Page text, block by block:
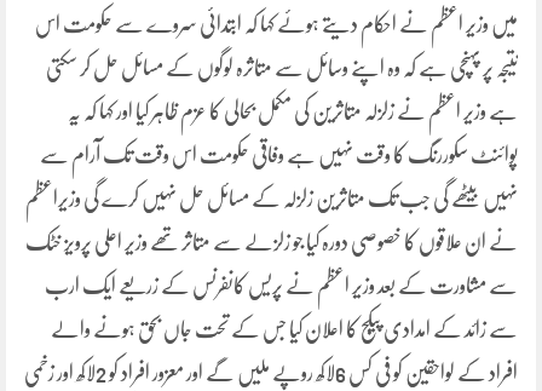
میں وزیر اعظم نے احکام دیتے ہوئے کہا کہ ابتدائی سروے سے حکومت اس
نتیجہ پر پہنچی ہے کہ وہ اپنے وسائل سے متاثرہ لوگوں کے مسائل حل کر سکتی
ہے وزیر اعظم نے زلزلہ متاثرین کی مکمل بحالی کا عزم ظاہر کیا اور کہا کہ یہ
پوائنٹ سکوررنگ کا وقت نہیں ہے وفاقی حکومت اس وقت تک آرام سے
نہیں بیٹھے گی جب تک متاثرین زلزلہ کے مسائل حل نہیں کرے گی وزیراعظم
نے ان علاقوں کا خصوصی دورہ کیا جو زلزلے سے متاثر تھے وزیر اعلی پرویز خٹک
سے مشاورت کے بعد وزیر اعظم نے پریس کانفرنس کے زریعے ایک ارب
سے زائد کے امدادی پیکج کا اعلان کیا جس کے تحت جاں بحق ہونے والے
افراد کے لواحقین کو فی کس 6لاکھ روپے ملیں گے اور معزور افراد کو 2لاکھ اور زخمی